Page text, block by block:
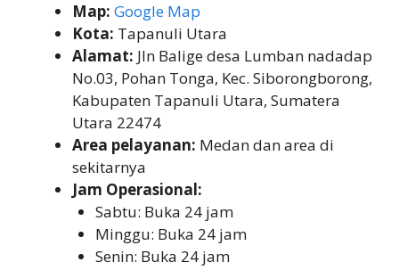
Map: Google Map
Kota: Tapanuli Utara
Alamat: Jln Balige desa Lumban nadadap
No.03, Pohan Tonga, Kec. Siborongborong,
Kabupaten Tapanuli Utara, Sumatera
Utara 22474
Area pelayanan: Medan dan area di
sekitarnya
Jam Operasional:
Sabtu: Buka 24 jam
Minggu: Buka 24 jam
Senin: Buka 24 jam